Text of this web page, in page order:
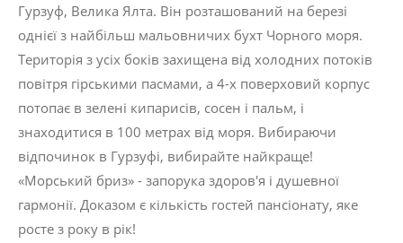
Гурзуф, Велика Ялта. Він розташований на березі
однієї з найбільш мальовничих бухт Чорного моря.
Територія з усіх боків захищена від холодних потоків
повітря гірськими пасмами, а 4-х поверховий корпус
потопає в зелені кипарисів, сосен і пальм, і
знаходитися в 100 метрах від моря. Вибираючи
відпочинок в Гурзуфі, вибирайте найкраще!
«Морський бриз» - запорука здоров'я і душевної
гармонії. Доказом є кількість гостей пансіонату, яке
росте з року в рік!